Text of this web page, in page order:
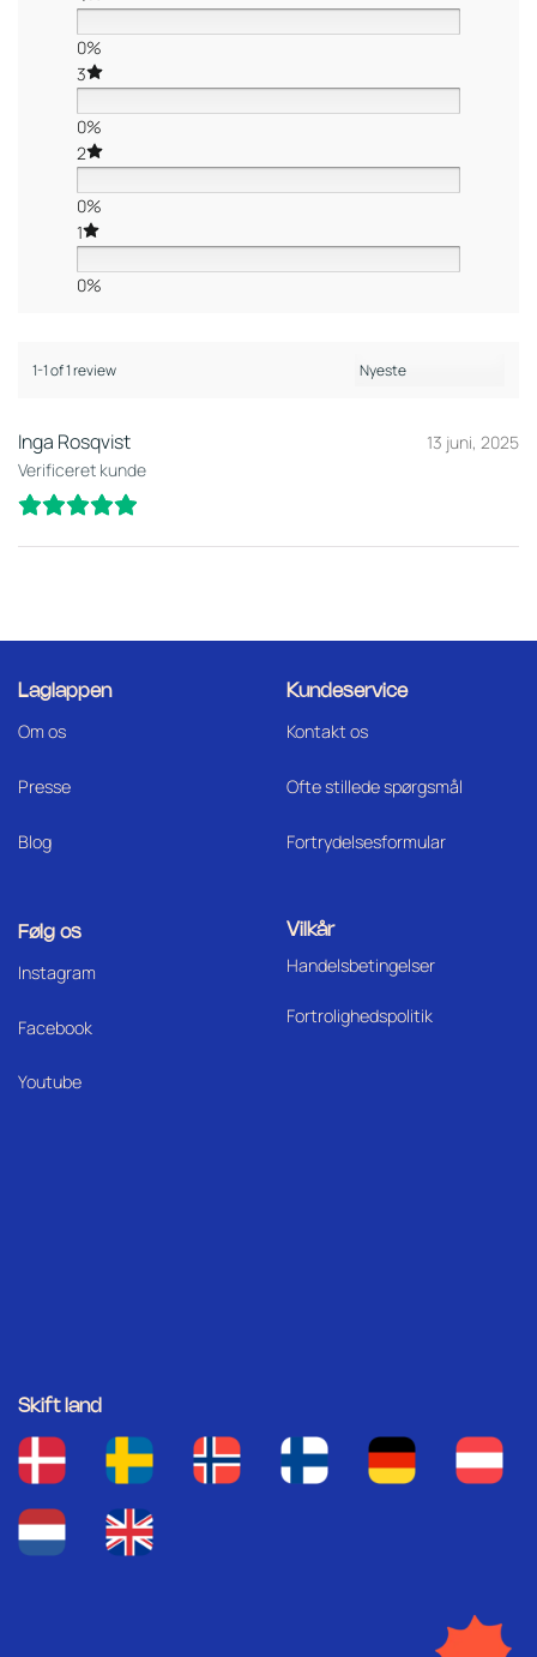
0%
3
0%
2
0%
1
0%
1-1 of 1 review
Inga Rosqvist
Verificeret kunde
13 juni, 2025
Laglappen
Om os
Presse
Blog
Kundeservice
Kontakt os
Ofte stillede spørgsmål
Fortrydelsesformular
Følg os
Instagram
Facebook
Youtube
Vilkår
Handelsbetingelser
Fortrolighedspolitik
Skift land